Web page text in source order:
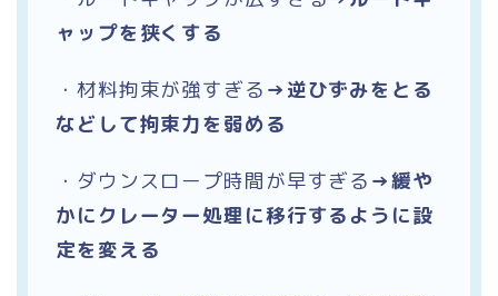
ャップを狭くする
・材料拘束が強すぎる →逆ひずみをとる
などして拘束力を弱める
・ダウンスロープ時間が早すぎる →緩や
かにクレーター処理に移行するように設
定を変える